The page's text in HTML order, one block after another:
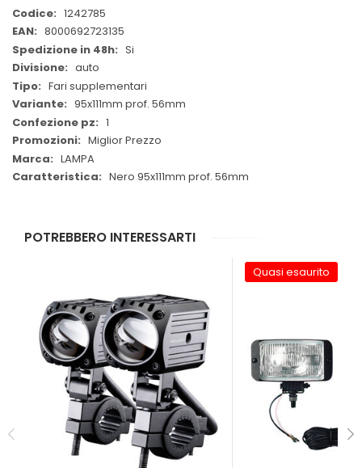
Maggiori
Informazioni
1242785
8000692723135
Si
auto
Fari supplementari
95x111mm prof. 56mm
1
Miglior Prezzo
LAMPA
Nero 95x111mm prof. 56mm
POTREBBERO INTERESSARTI
Quasi esaurito